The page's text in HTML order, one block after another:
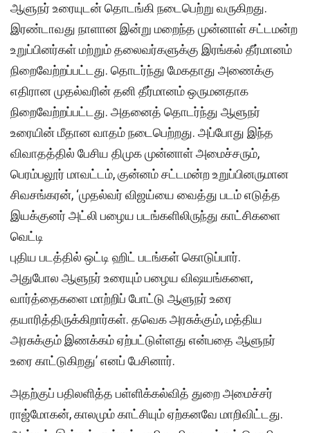
ஆளுநர் உரையுடன் தொடங்கி நடைபெற்று வருகிறது.
இரண்டாவது நாளான இன்று மறைந்த முன்னாள் சட்டமன்ற
உறுப்பினர்கள் மற்றும் தலைவர்களுக்கு இரங்கல் தீர்மானம்
நிறைவேற்றப்பட்டது. தொடர்ந்து மேகதாது அணைக்கு
எதிரான முதல்வரின் தனி தீர்மானம் ஒருமனதாக
நிறைவேற்றப்பட்டது. அதனைத் தொடர்ந்து ஆளுநர்
உரையின் மீதான வாதம் நடைபெற்றது. அப்போது இந்த
விவாதத்தில் பேசிய திமுக முன்னாள் அமைச்சரும்,
பெரம்பலூர் மாவட்டம், குன்னம் சட்டமன்ற உறுப்பினருமான
சிவசங்கரன், ‘முதல்வர் விஜய்யை வைத்து படம் எடுத்த
இயக்குனர் அட்லி பழைய படங்களிலிருந்து காட்சிகளை
வெட்டி
புதிய படத்தில் ஒட்டி ஹிட் படங்கள் கொடுப்பார்.
அதுபோல ஆளுநர் உரையும் பழைய விஷயங்களை,
வார்த்தைகளை மாற்றிப் போட்டு ஆளுநர் உரை
தயாரித்திருக்கிறார்கள். தவெக அரசுக்கும், மத்திய
அரசுக்கும் இணக்கம் ஏற்பட்டுள்ளது என்பதை ஆளுநர்
உரை காட்டுகிறது’ எனப் பேசினார்.
அதற்குப் பதிலளித்த பள்ளிக்கல்வித் துறை அமைச்சர்
ராஜ்மோகன், காலமும் காட்சியும் ஏற்கனவே மாறிவிட்டது.